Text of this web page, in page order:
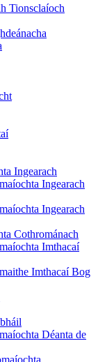
Tionsclaíoch
Ingearach
Ingearach
Ingearach
Cothrománach
Imthacaí
Imthacaí Bog
Déanta de